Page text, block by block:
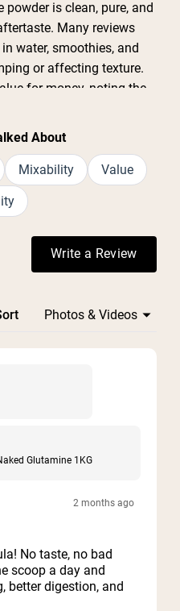
is clean, pure, and
Many reviews
water, smoothies, and
or affecting texture.
for money, noting the
serving count.
experiences with
ingredient list with no
the lid can be difficult
it doesn't come with a
About
Mixability Value
Write a Review
(Opens in a
Glutamine 1KG
2 months ago
No taste, no bad
scoop a day and
better digestion, and